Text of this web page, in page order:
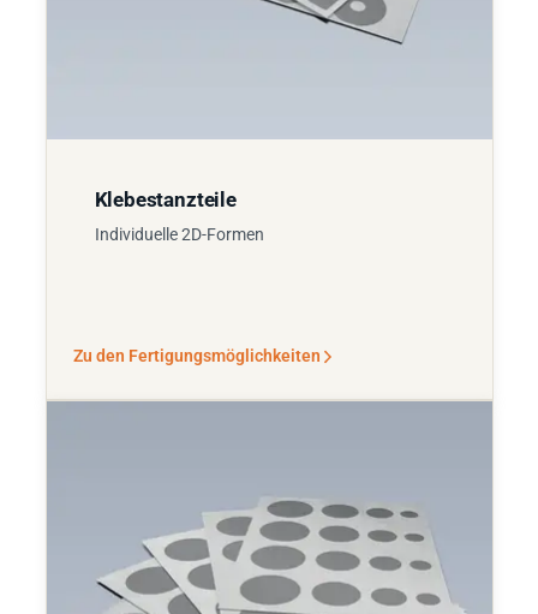
Klebestanzteile
Individuelle 2D-Formen
Zu den Fertigungsmöglichkeiten